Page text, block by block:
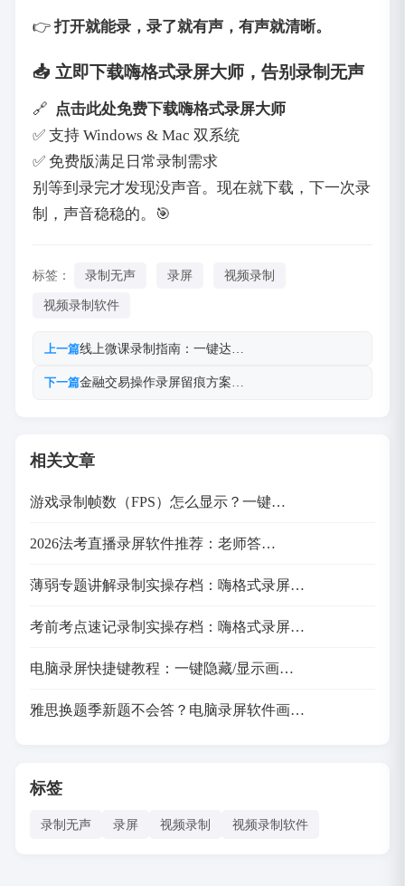
👉 ‌ 打开就能录，录了就有声，有声就清晰。
📥 立即下载嗨格式录屏大师，告别录制无声
🔗 ‌ 点击此处免费下载嗨格式录屏大师
✅ 支持 Windows & Mac 双系统
✅ 免费版满足日常录制需求
别等到录完才发现没声音。现在就下载，下一次录
制，声音稳稳的。🎯
标签： 录制无声 录屏 视频录制
视频录制软件
上一篇线上微课录制指南：一键达…
下一篇金融交易操作录屏留痕方案…
相关文章
游戏录制帧数（FPS）怎么显示？一键…
2026法考直播录屏软件推荐：老师答…
薄弱专题讲解录制实操存档：嗨格式录屏…
考前考点速记录制实操存档：嗨格式录屏…
电脑录屏快捷键教程：一键隐藏/显示画…
雅思换题季新题不会答？电脑录屏软件画…
标签
录制无声 录屏 视频录制 视频录制软件